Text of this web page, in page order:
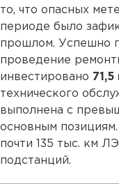
то, что опасных
периоде было
прошлом. Успешно
проведение
инвестировано
технического
выполнена с
основным
почти 135 тыс. км
подстанций.